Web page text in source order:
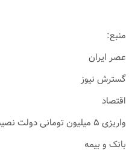
منبع:
عصر ایران
گسترش نیوز
اقتصاد
واریزی ۵ میلیون تومانی دولت نصیب چه کسانی شد ؟
بانک و بیمه